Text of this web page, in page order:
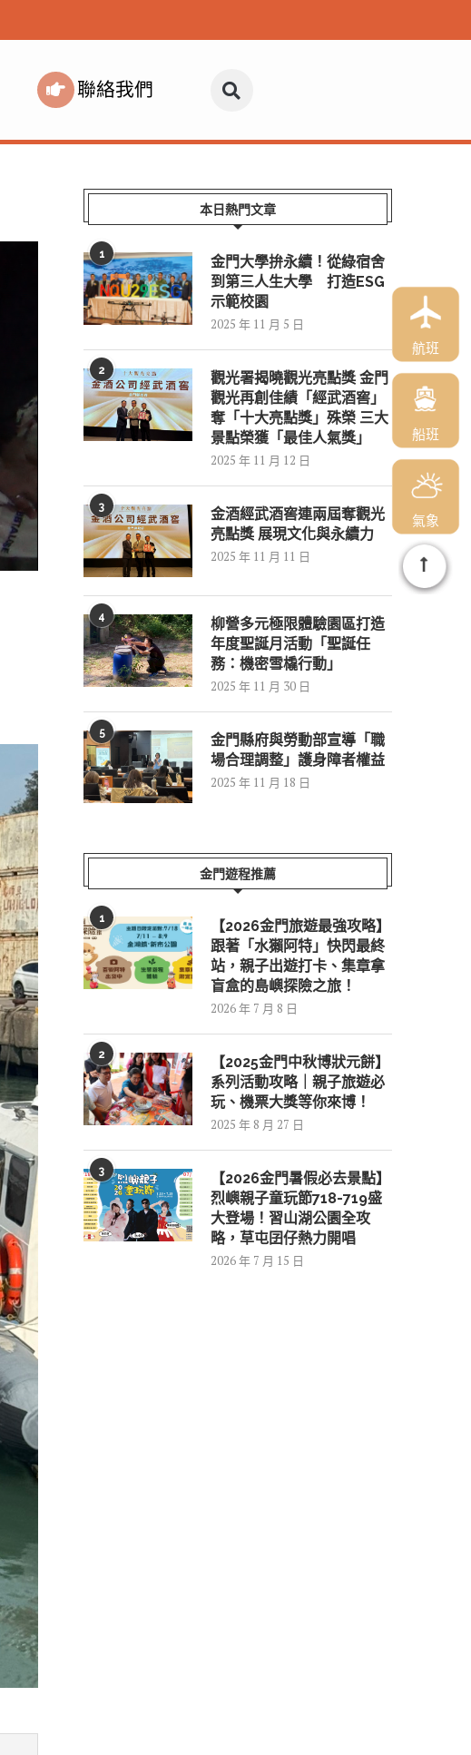
聯絡我們
本日熱門文章
1
金門大學拚永續！從綠宿舍
到第三人生大學 打造ESG
示範校園
2025 年 11 月 5 日
2
觀光署揭曉觀光亮點獎 金門
觀光再創佳績「經武酒窖」
奪「十大亮點獎」殊榮 三大
景點榮獲「最佳人氣獎」
2025 年 11 月 12 日
3
金酒經武酒窖連兩屆奪觀光
亮點獎 展現文化與永續力
2025 年 11 月 11 日
4
柳營多元極限體驗園區打造
年度聖誕月活動「聖誕任
務：機密雪橇行動」
2025 年 11 月 30 日
5
金門縣府與勞動部宣導「職
場合理調整」護身障者權益
2025 年 11 月 18 日
金門遊程推薦
1
【2026金門旅遊最強攻略】
跟著「水獺阿特」快閃最終
站，親子出遊打卡、集章拿
盲盒的島嶼探險之旅！
2026 年 7 月 8 日
2
【2025金門中秋博狀元餅】
系列活動攻略｜親子旅遊必
玩、機票大獎等你來博！
2025 年 8 月 27 日
3
【2026金門暑假必去景點】
烈嶼親子童玩節718-719盛
大登場！習山湖公園全攻
略，草屯囝仔熱力開唱
2026 年 7 月 15 日
航班
船班
氣象